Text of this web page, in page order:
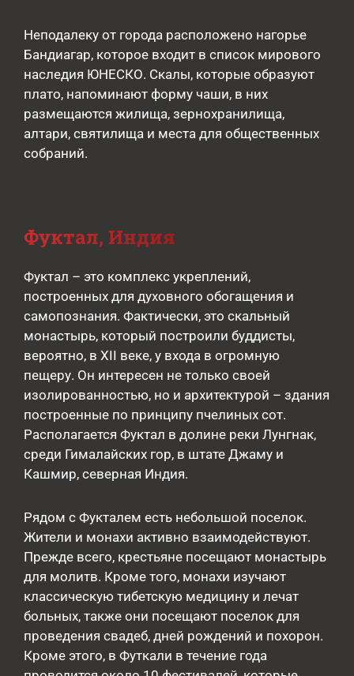
Неподалеку от города расположено нагорье
Бандиагар, которое входит в список мирового
наследия ЮНЕСКО. Скалы, которые образуют
плато, напоминают форму чаши, в них
размещаются жилища, зернохранилища,
алтари, святилища и места для общественных
собраний.
Фуктал, Индия
Фуктал – это комплекс укреплений,
построенных для духовного обогащения и
самопознания. Фактически, это скальный
монастырь, который построили буддисты,
вероятно, в XII веке, у входа в огромную
пещеру. Он интересен не только своей
изолированностью, но и архитектурой – здания
построенные по принципу пчелиных сот.
Располагается Фуктал в долине реки Лунгнак,
среди Гималайских гор, в штате Джаму и
Кашмир, северная Индия.
Рядом с Фукталем есть небольшой поселок.
Жители и монахи активно взаимодействуют.
Прежде всего, крестьяне посещают монастырь
для молитв. Кроме того, монахи изучают
классическую тибетскую медицину и лечат
больных, также они посещают поселок для
проведения свадеб, дней рождений и похорон.
Кроме этого, в Футкали в течение года